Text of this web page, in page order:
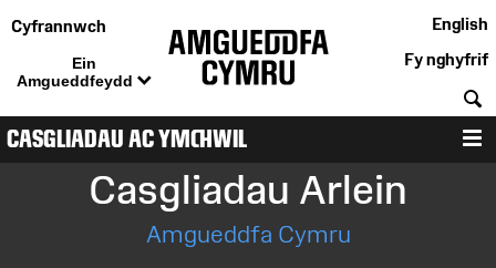
Cyfrannwch
Ein
Amgueddfeydd
English
Fy nghyfrif
CASGLIADAU AC YMCHWIL
Casgliadau Arlein
Amgueddfa Cymru